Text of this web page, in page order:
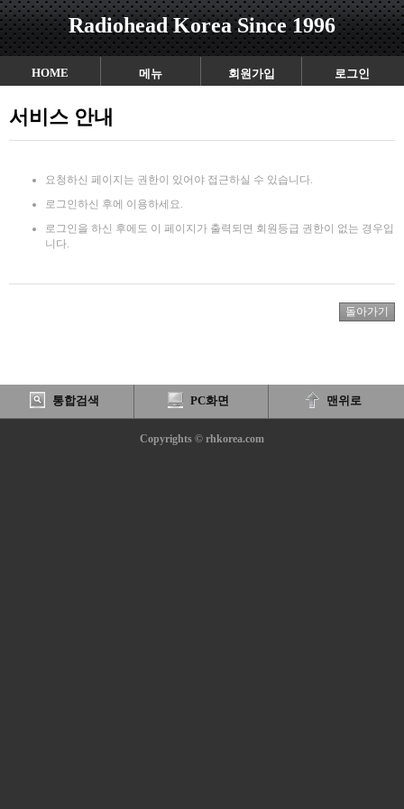
Radiohead Korea Since 1996
HOME 메뉴 회원가입 로그인
서비스 안내
요청하신 페이지는 권한이 있어야 접근하실 수 있습니다.
로그인하신 후에 이용하세요.
로그인을 하신 후에도 이 페이지가 출력되면 회원등급 권한이 없는 경우입
니다.
통합검색 PC화면 맨위로
Copyrights © rhkorea.com